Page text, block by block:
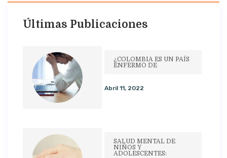
Últimas Publicaciones
¿COLOMBIA ES UN PAÍS
ENFERMO DE
Abril 11, 2022
SALUD MENTAL DE
NIÑOS Y
ADOLESCENTES: